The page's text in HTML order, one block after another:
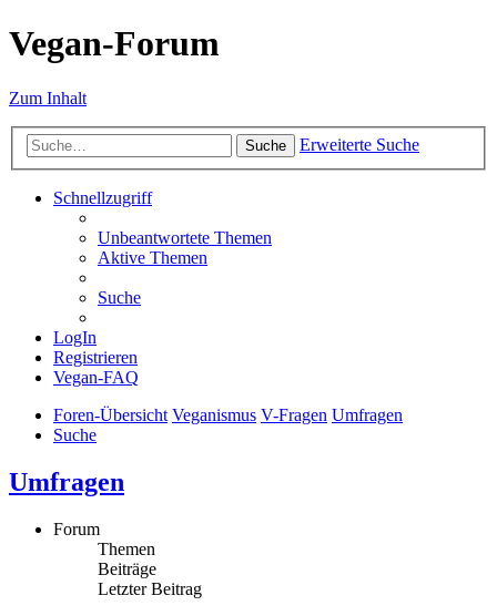
Vegan-Forum
Zum Inhalt
Suche Erweiterte Suche
Schnellzugriff
Unbeantwortete Themen
Aktive Themen
Suche
LogIn
Registrieren
Vegan-FAQ
Foren-Übersicht Veganismus V-Fragen Umfragen
Suche
Umfragen
Forum
Themen
Beiträge
Letzter Beitrag